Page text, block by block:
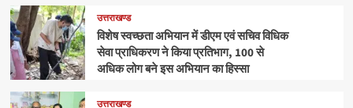
उत्तराखण्ड
विशेष स्वच्छता अभियान में डीएम एवं सचिव विधिक
सेवा प्राधिकरण ने किया प्रतिभाग, 100 से
अधिक लोग बने इस अभियान का हिस्सा
उत्तराखण्ड